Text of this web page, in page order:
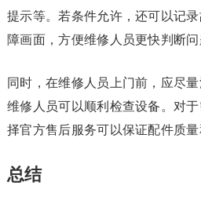
提示等。若条件允许，还可以记
障画面，方便维修人员更快判断问
同时，在维修人员上门前，应尽
维修人员可以顺利检查设备。对
择官方售后服务可以保证配件质量
总结